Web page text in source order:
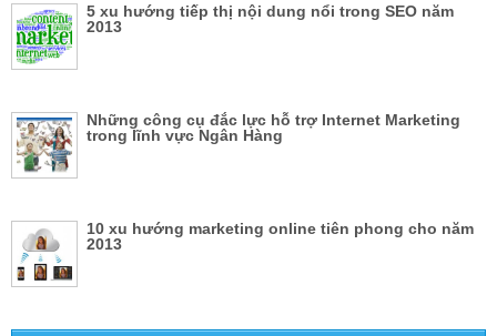
5 xu hướng tiếp thị nội dung nổi trong SEO năm
2013
Những công cụ đắc lực hỗ trợ Internet Marketing
trong lĩnh vực Ngân Hàng
10 xu hướng marketing online tiên phong cho năm
2013